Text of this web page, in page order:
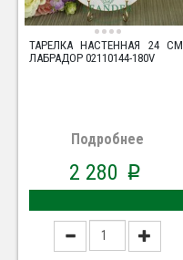
ТАРЕЛКА НАСТЕННАЯ 24 СМ,
ЛАБРАДОР 02110144-180V
Подробнее
2 280 p